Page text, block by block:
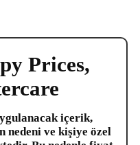
Prices,
içerik,
nedeni ve kişiye özel